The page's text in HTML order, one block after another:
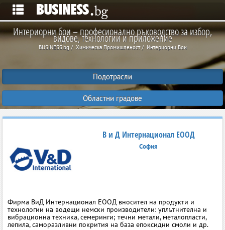
Интериорни бои – професионално ръководство за избор,
видове, технологии и приложение
BUSINESS.bg Химическа Промишленост Интериорни Бои
Подотрасли
Областни градове
В и Д Интернационал ЕООД
София
Фирма ВиД Интернационал ЕООД вносител на продукти и
технологии на водещи немски производители: уплътнителна и
вибрационна техника, семеринги; течни метали, металопласти,
лепила, саморазливни покрития на база епоксидни смоли и др.